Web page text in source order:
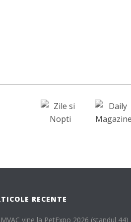
RECENTE
vine la PetExpo 2026 (standul 44)